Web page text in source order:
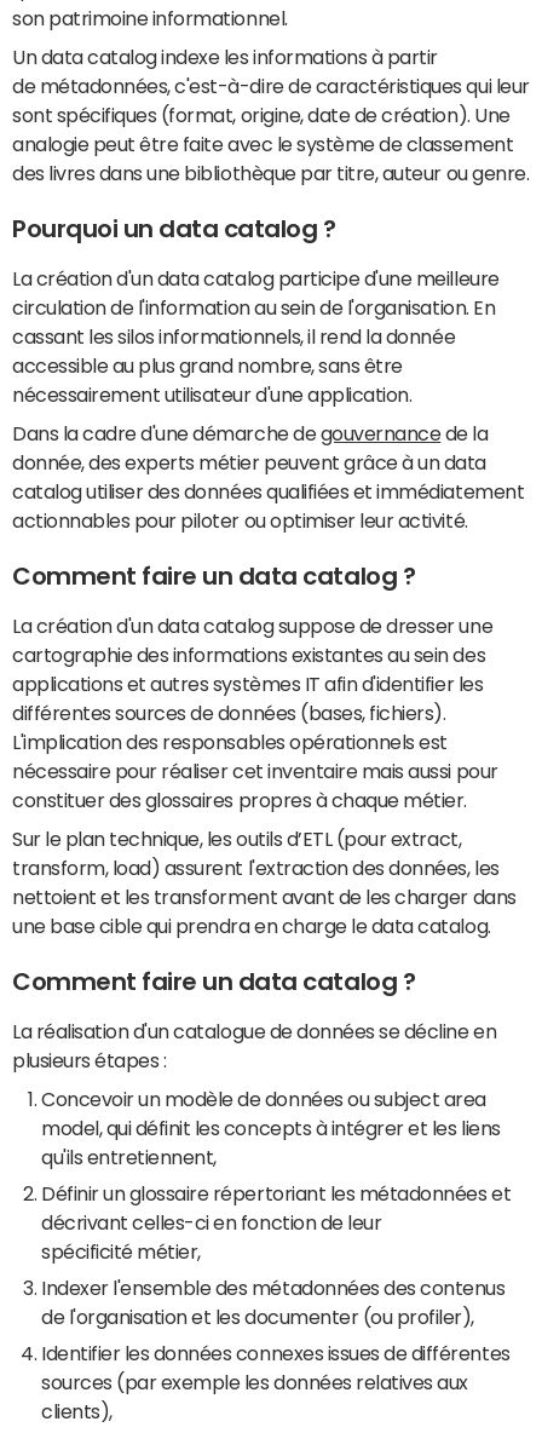
son patrimoine informationnel.
Un data catalog indexe les informations à partir
de métadonnées, c'est-à-dire de caractéristiques qui leur
sont spécifiques (format, origine, date de création). Une
analogie peut être faite avec le système de classement
des livres dans une bibliothèque par titre, auteur ou genre.
Pourquoi un data catalog ?
La création d'un data catalog participe d'une meilleure
circulation de l'information au sein de l'organisation. En
cassant les silos informationnels, il rend la donnée
accessible au plus grand nombre, sans être
nécessairement utilisateur d'une application.
Dans la cadre d'une démarche degouvernancede la
donnée, des experts métier peuvent grâce à un data
catalog utiliser des données qualifiées et immédiatement
actionnables pour piloter ou optimiser leur activité.
Comment faire un data catalog ?
La création d'un data catalog suppose de dresser une
cartographie des informations existantes au sein des
applications et autres systèmes IT afin d'identifier les
différentes sources de données (bases, fichiers).
L'implication des responsables opérationnels est
nécessaire pour réaliser cet inventaire mais aussi pour
constituer des glossaires propres à chaque métier.
Sur le plan technique, les outils d’ETL (pour extract,
transform, load) assurent l'extraction des données, les
nettoient et les transforment avant de les charger dans
une base cible qui prendra en charge le data catalog.
Comment faire un data catalog ?
La réalisation d'un catalogue de données se décline en
plusieurs étapes :
Concevoir un modèle de données ou subject area
model, qui définit les concepts à intégrer et les liens
qu'ils entretiennent,
Définir un glossaire répertoriant les métadonnées et
décrivant celles-ci en fonction de leur
spécificité métier,
Indexer l'ensemble des métadonnées des contenus
de l'organisation et les documenter (ou profiler),
Identifier les données connexes issues de différentes
sources (par exemple les données relatives aux
clients),